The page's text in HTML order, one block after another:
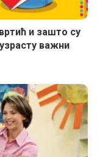
и зашто су
важни